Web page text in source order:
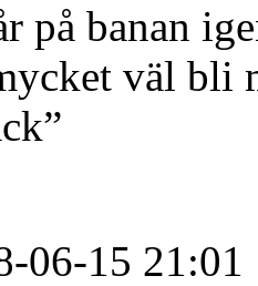
på banan
väl bli
06-15 21:01